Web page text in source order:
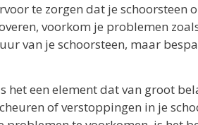
te zorgen dat je
voorkom je problemen
van je schoorsteen, maar
het een element dat van groot
of verstoppingen in je